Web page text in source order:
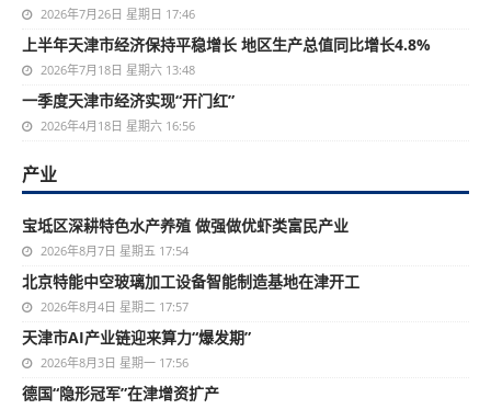
2026年7月26日 星期日 17:46
上半年天津市经济保持平稳增长 地区生产总值同比增长4.8%
2026年7月18日 星期六 13:48
一季度天津市经济实现“开门红”
2026年4月18日 星期六 16:56
产业
宝坻区深耕特色水产养殖 做强做优虾类富民产业
2026年8月7日 星期五 17:54
北京特能中空玻璃加工设备智能制造基地在津开工
2026年8月4日 星期二 17:57
天津市AI产业链迎来算力“爆发期”
2026年8月3日 星期一 17:56
德国“隐形冠军”在津增资扩产